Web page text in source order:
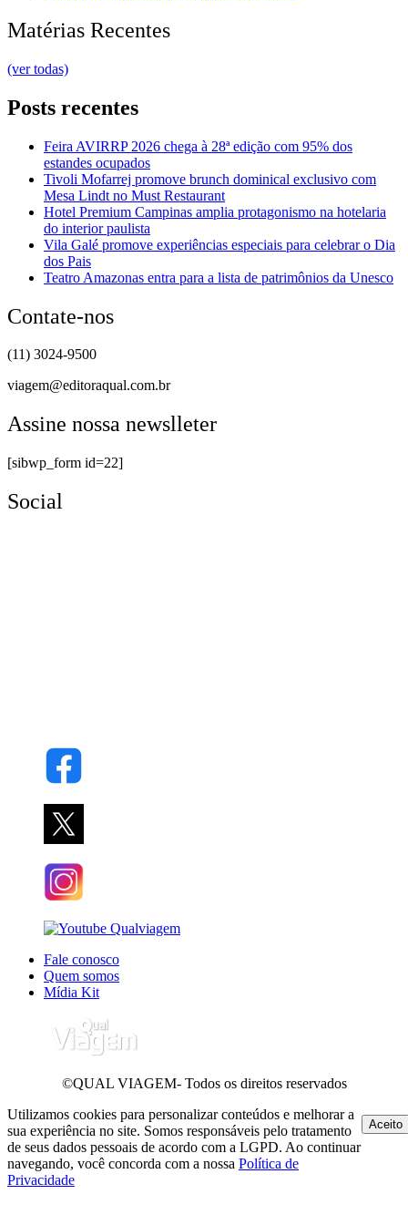
Matérias Recentes
(ver todas)
Posts recentes
Feira AVIRRP 2026 chega à 28ª edição com 95% dos
estandes ocupados
Tivoli Mofarrej promove brunch dominical exclusivo com
Mesa Lindt no Must Restaurant
Hotel Premium Campinas amplia protagonismo na hotelaria
do interior paulista
Vila Galé promove experiências especiais para celebrar o Dia
dos Pais
Teatro Amazonas entra para a lista de patrimônios da Unesco
Contate-nos
(11) 3024-9500
viagem@editoraqual.com.br
Assine nossa newslleter
[sibwp_form id=22]
Social
Fale conosco
Quem somos
Mídia Kit
©QUAL VIAGEM- Todos os direitos reservados
Utilizamos cookies para personalizar conteúdos e melhorar a
sua experiência no site. Somos responsáveis pelo tratamento
de seus dados pessoais de acordo com a LGPD. Ao continuar
navegando, você concorda com a nossa Política de
Privacidade
Aceito